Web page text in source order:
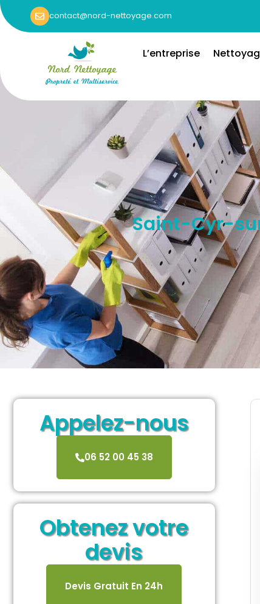
contact@nord-nettoyage.com
L’entreprise
Saint-Cyr-
Appelez-nous
06 52 00 45 38
Obtenez votre
devis
Devis Gratuit En 24h